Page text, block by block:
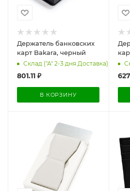
Держатель банковских
карт Bakara, черный
Склад ("А" 2-3 дня Доставка): 994
801.11 ₽
В КОРЗИНУ